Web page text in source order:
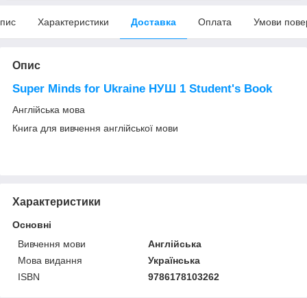
Характеристики Доставка Оплата Умови
Опис
Super Minds for Ukraine НУШ 1 Student's Book
Англійська мова
Книга для вивчення англійської мови
Характеристики
Основні
Вивчення мови
Англійська
Мова видання
Українська
ISBN
9786178103262